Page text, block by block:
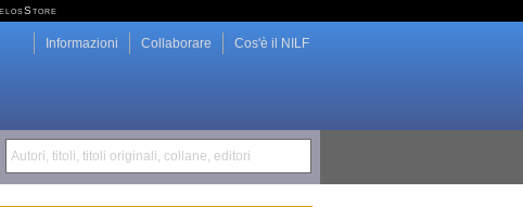
Autori, titoli, titoli originali, collane, editori
Cos'è il NILF
Collaborare
Informazioni